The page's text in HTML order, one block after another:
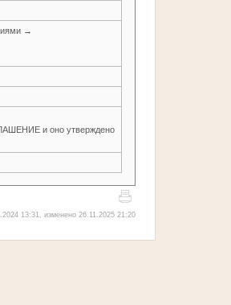
→
и оно утверждено
13:31, изменено 26.11.2025 21:20